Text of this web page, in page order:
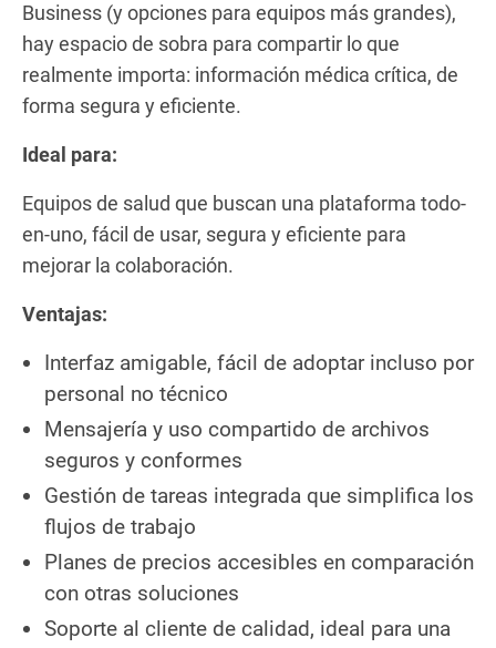
Business (y opciones para equipos más grandes),
hay espacio de sobra para compartir lo que
realmente importa: información médica crítica, de
forma segura y eficiente.
Ideal para:
Equipos de salud que buscan una plataforma todo-
en-uno, fácil de usar, segura y eficiente para
mejorar la colaboración.
Ventajas:
Interfaz amigable, fácil de adoptar incluso por
personal no técnico
Mensajería y uso compartido de archivos
seguros y conformes
Gestión de tareas integrada que simplifica los
flujos de trabajo
Planes de precios accesibles en comparación
con otras soluciones
Soporte al cliente de calidad, ideal para una